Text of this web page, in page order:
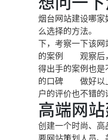
烟台网站建设哪
么选择的方法。
下，考察一下该
的案例 观察后，
得出手的案例也
的口碑 做好以上
户的评价也不错
高端网
创建一个时尚、
要网站策划人员